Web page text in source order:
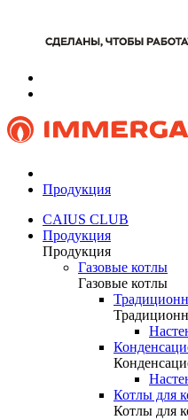
Продукция
CAIUS CLUB
Продукция
Продукция
Газовые котлы
Газовые котлы
Котлы для
Котлы для